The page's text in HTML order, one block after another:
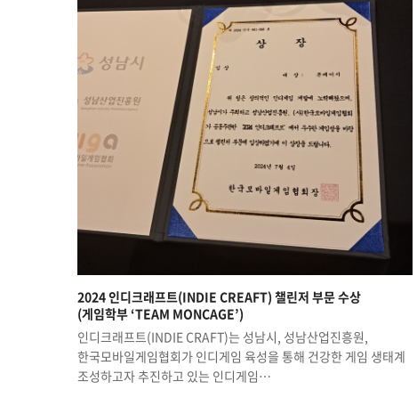
2024 인디크래프트(INDIE CREAFT) 챌린저 부문 수상
(게임학부 ‘TEAM MONCAGE’)
인디크래프트(INDIE CRAFT)는 성남시, 성남산업진흥원,
한국모바일게임협회가 인디게임 육성을 통해 건강한 게임 생태계
조성하고자 추진하고 있는 인디게임…